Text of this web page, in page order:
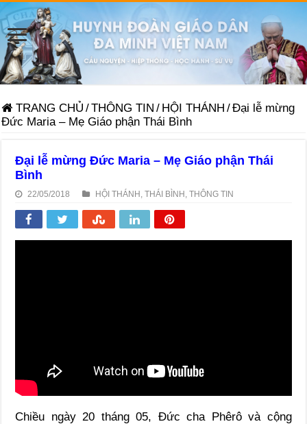
TRANG CHỦ /THÔNG TIN / HỘI THÁNH /Đại lễ mừng
Đức Maria – Mẹ Giáo phận Thái Bình
Đại lễ mừng Đức Maria – Mẹ Giáo phận Thái
Bình
22/05/2018 HỘI THÁNH ,THÁI BÌNH ,THÔNG TIN
Chiều ngày 20 tháng 05, Đức cha Phêrô và cộng